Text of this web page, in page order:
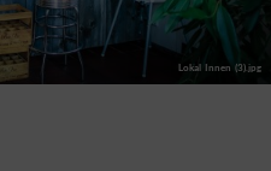
Lokal Innen (3).jpg